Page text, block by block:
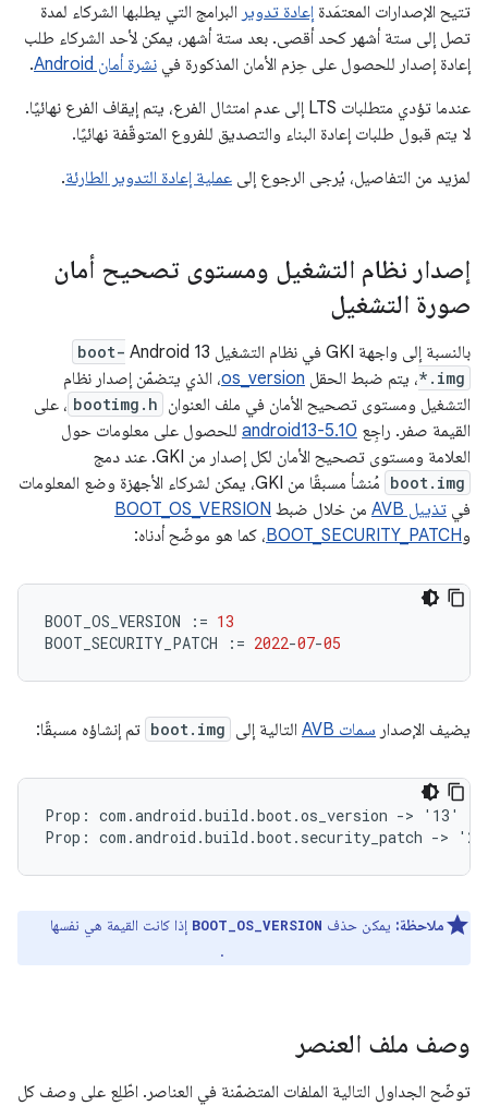
تتيح الإصدارات المعتمَدة إعادة تدوير البرامج التي يطلبها الشركاء لمدة
تصل إلى ستة أشهر كحد أقصى. بعد ستة أشهر، يمكن لأحد الشركاء طلب
إعادة إصدار للحصول على حِزم الأمان المذكورة في نشرة أمان Android
.
عندما تؤدي متطلبات LTS إلى عدم امتثال الفرع، يتم إيقاف الفرع نهائيًا.
لا يتم قبول طلبات إعادة البناء والتصديق للفروع المتوقّفة نهائيًا.
لمزيد من التفاصيل، يُرجى الرجوع إلى عملية إعادة التدوير الطارئة.
إصدار نظام التشغيل ومستوى تصحيح أمان
صورة التشغيل
بالنسبة إلى واجهة GKI في نظام التشغيل Android 13
boot-
*.img، يتم ضبط الحقل os_version، الذي يتضمّن إصدار نظام
التشغيل ومستوى تصحيح الأمان في ملف العنوان bootimg.h ، على
القيمة صفر. راجِع android13-5.10 للحصول على معلومات حول
العلامة ومستوى تصحيح الأمان لكل إصدار من GKI. عند دمج
boot.img
مُنشأ مسبقًا من GKI، يمكن لشركاء الأجهزة وضع المعلومات
في تذييل AVB من خلال ضبط BOOT_OS_VERSION
وBOOT_SECURITY_PATCH، كما هو موضّح أدناه:
BOOT_OS_VERSION := 13
BOOT_SECURITY_PATCH
:= 2022-07-05
يضيف الإصدار سمات AVB التالية إلى boot.img تم إنشاؤه مسبقًا:
Prop: com.android.build.boot.os_version -> '13'
ملاحظة: يمكن حذف BOOT_OS_VERSION إذا كانت القيمة هي نفسها
.
وصف ملف العنصر
توضّح الجداول التالية الملفات المتضمّنة في العناصر. اطّلِع على وصف كل